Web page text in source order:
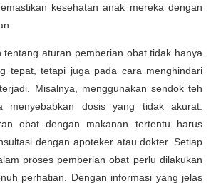
kesehatan anak mereka dengan
tentang aturan pemberian obat tidak hanya
tepat, tetapi juga pada cara menghindari
Misalnya, menggunakan sendok teh
menyebabkan dosis yang tidak akurat.
obat dengan makanan tertentu harus
dengan apoteker atau dokter. Setiap
proses pemberian obat perlu dilakukan
perhatian. Dengan informasi yang jelas